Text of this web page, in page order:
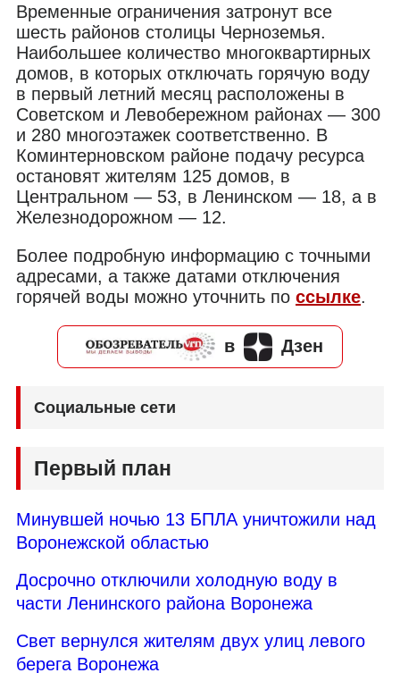
Временные ограничения затронут все
шесть районов столицы Черноземья.
Наибольшее количество многоквартирных
домов, в которых отключать горячую воду
в первый летний месяц расположены в
Советском и Левобережном районах — 300
и 280 многоэтажек соответственно. В
Коминтерновском районе подачу ресурса
остановят жителям 125 домов, в
Центральном — 53, в Ленинском — 18, а в
Железнодорожном — 12.
Более подробную информацию с точными
адресами, а также датами отключения
горячей воды можно уточнить по ссылке.
в Дзен
Социальные сети
Первый план
Минувшей ночью 13 БПЛА уничтожили над
Воронежской областью
Досрочно отключили холодную воду в
части Ленинского района Воронежа
Свет вернулся жителям двух улиц левого
берега Воронежа